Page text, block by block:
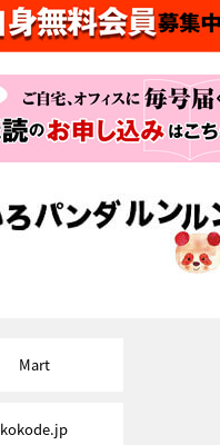
Mart
kokode.jp